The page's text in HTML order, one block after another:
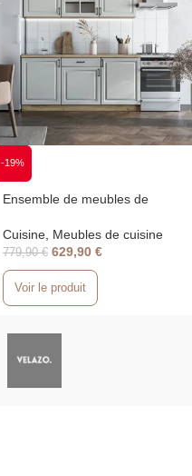
-19%
Ensemble de meubles de
Naturel Loria 1,8 m
Cuisine, Meubles de cuisine
779,90€ 629,90 €
Voir le produit